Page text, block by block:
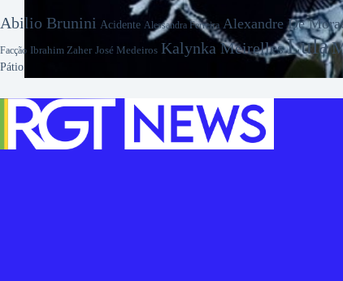
Abilio Brunini Acidente Alessandra Ferreira Alexandre De
Facção Ibrahim Zaher José Medeiros Kalynka MeirellesLula
Pátio